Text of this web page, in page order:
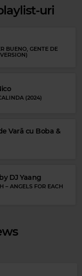
uri
BUENO, GENTE DE
(2024)
Vară cu Boba &
DJ Yaang
– ANGELS FOR EACH